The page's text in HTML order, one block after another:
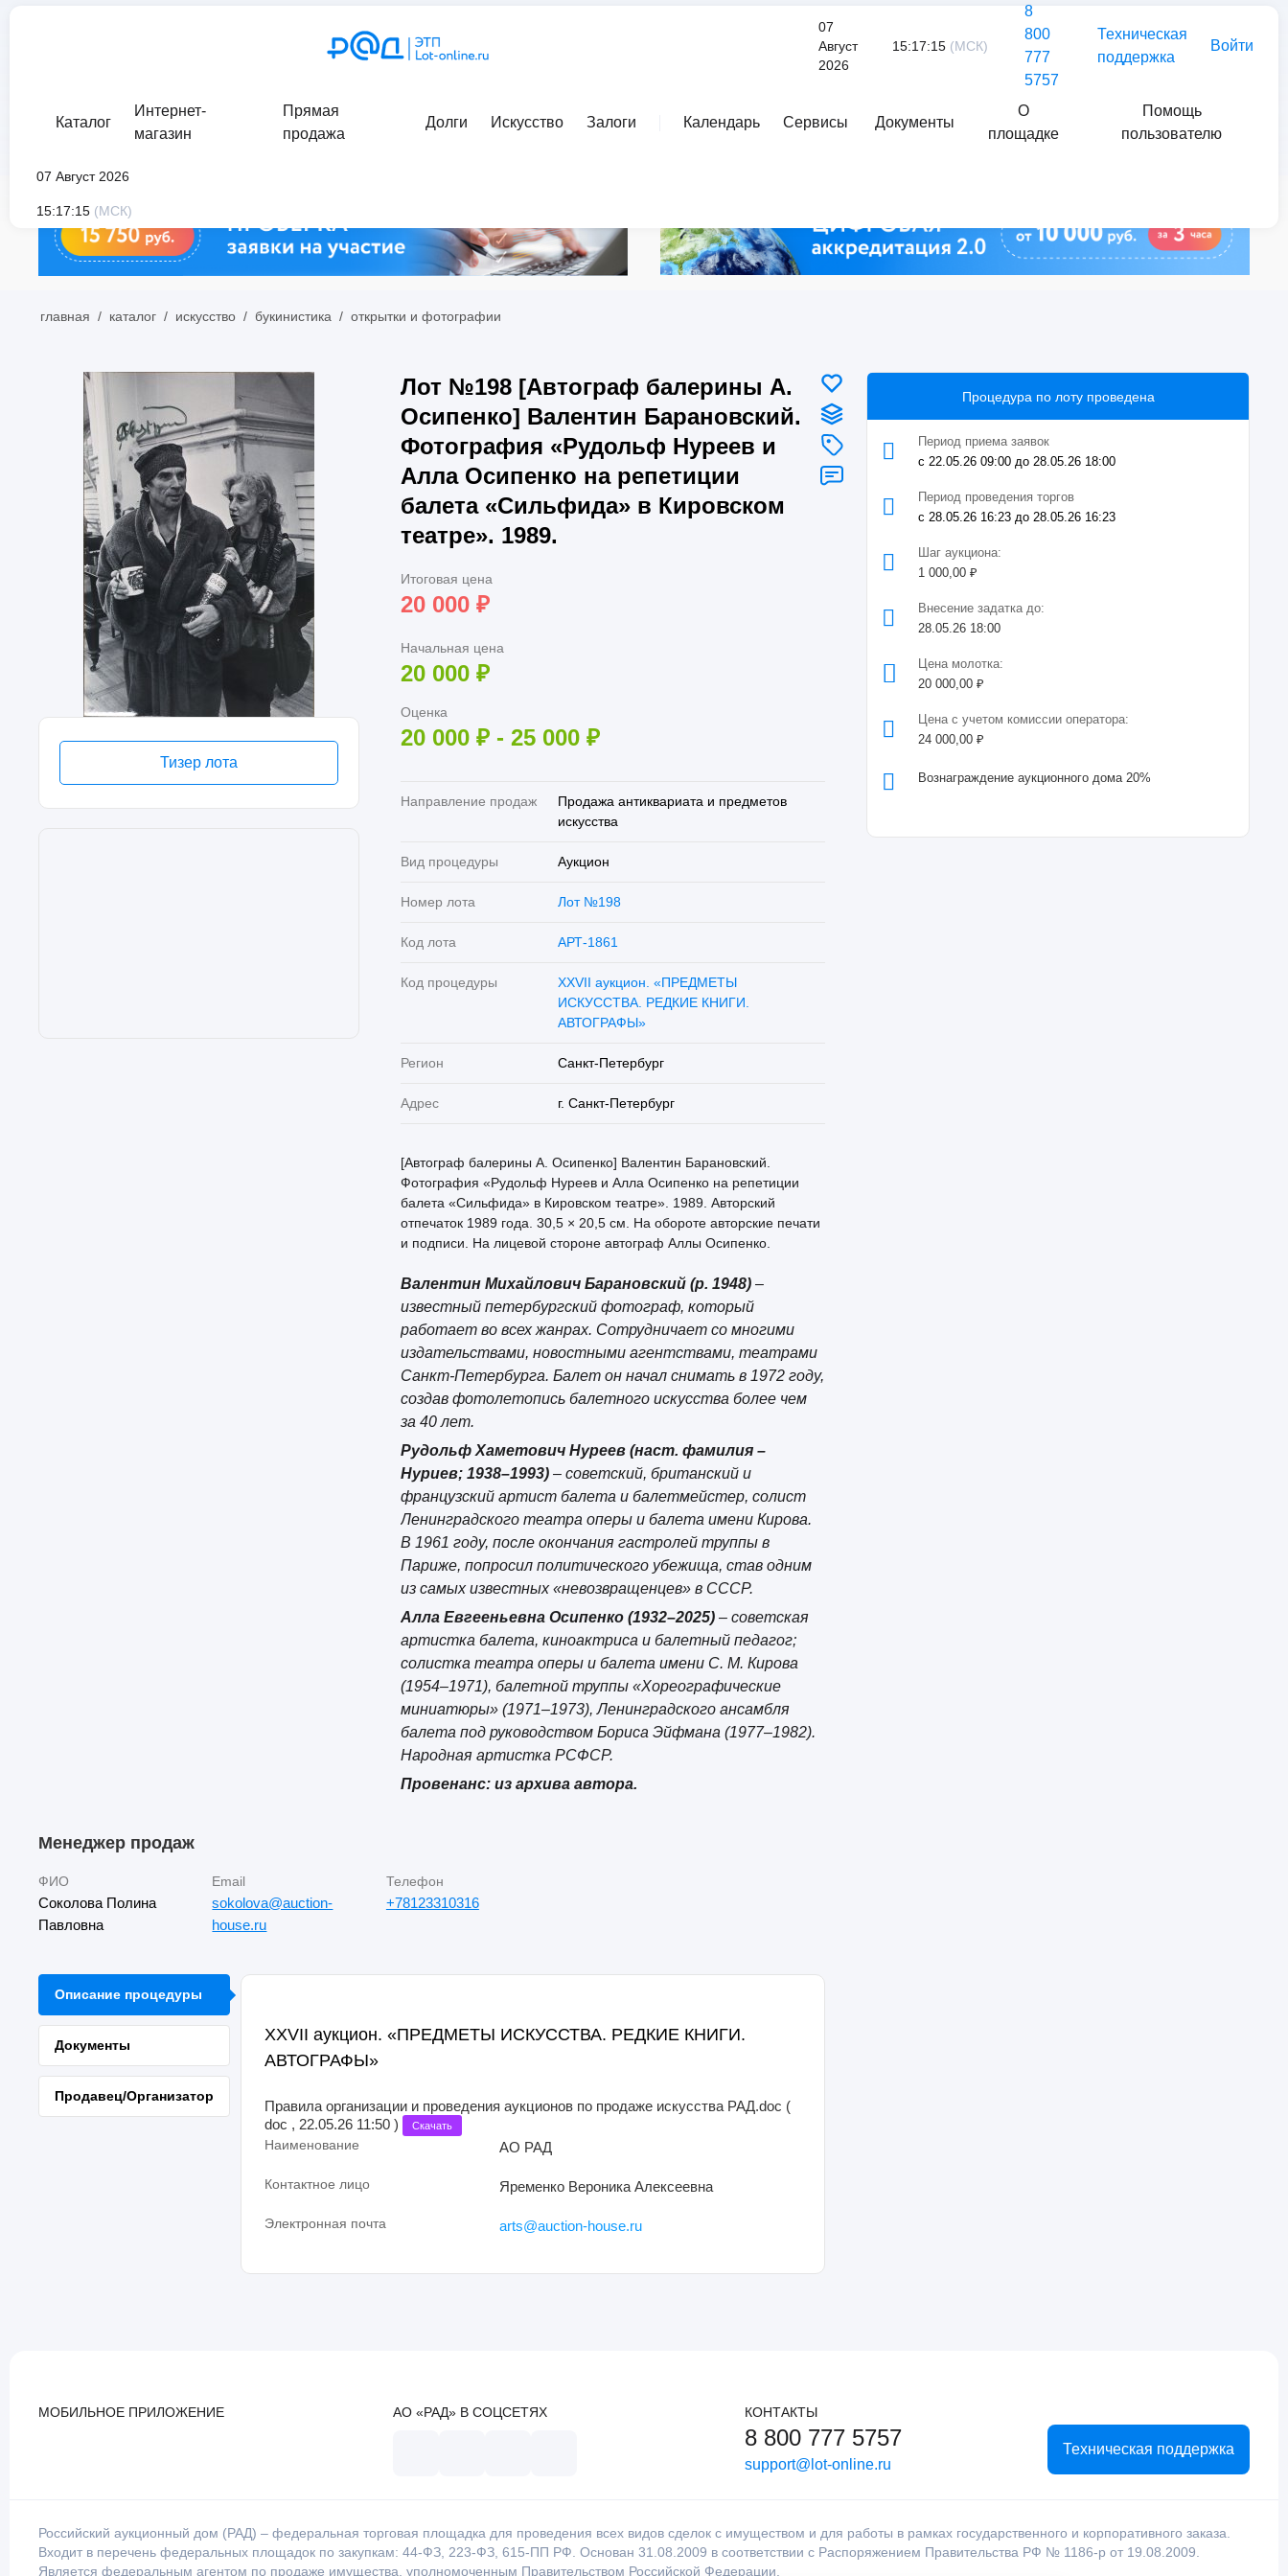
07
Август
2026
15:17:15 (МСК)
8
800
777
5757
Техническая
поддержка
Войти
Каталог
Интернет-
магазин
Прямая
продажа
Долги Искусство Залоги Календарь Сервисы Документы
О
площадке
Помощь
пользователю
07 Август 2026
15:17:15 (МСК)
главная / каталог / искусство / букинистика / открытки и фотографии
Процедура по лоту проведена
Период приема заявок
с 22.05.26 09:00 до 28.05.26 18:00
Период проведения торгов
с 28.05.26 16:23 до 28.05.26 16:23
Шаг аукциона:
1 000,00 ₽
Внесение задатка до:
28.05.26 18:00
Цена молотка:
20 000,00 ₽
Цена с учетом комиссии оператора:
24 000,00 ₽
Вознаграждение аукционного дома 20%
Тизер лота
Лот №198 [Автограф балерины А.
Осипенко] Валентин Барановский.
Фотография «Рудольф Нуреев и
Алла Осипенко на репетиции
балета «Сильфида» в Кировском
театре». 1989.
Итоговая цена
20 000 ₽
Начальная цена
20 000 ₽
Оценка
20 000 ₽- 25 000 ₽
Направление продаж
Продажа антиквариата и предметов
искусства
Вид процедуры Аукцион
Номер лота Лот №198
Код лота АРТ-1861
Код процедуры
XXVII аукцион. «ПРЕДМЕТЫ
ИСКУССТВА. РЕДКИЕ КНИГИ.
АВТОГРАФЫ»
Регион Санкт-Петербург
Адрес г. Санкт-Петербург
[Автограф балерины А. Осипенко] Валентин Барановский.
Фотография «Рудольф Нуреев и Алла Осипенко на репетиции
балета «Сильфида» в Кировском театре». 1989. Авторский
отпечаток 1989 года. 30,5 × 20,5 см. На обороте авторские печати
и подписи. На лицевой стороне автограф Аллы Осипенко.
Валентин Михайлович Барановский (р. 1948) –
известный петербургский фотограф, который
работает во всех жанрах. Сотрудничает со многими
издательствами, новостными агентствами, театрами
Санкт-Петербурга. Балет он начал снимать в 1972 году,
создав фотолетопись балетного искусства более чем
за 40 лет.
Рудольф Хаметович Нуреев (наст. фамилия –
Нуриев; 1938–1993) – советский, британский и
французский артист балета и балетмейстер, солист
Ленинградского театра оперы и балета имени Кирова.
В 1961 году, после окончания гастролей труппы в
Париже, попросил политического убежища, став одним
из самых известных «невозвращенцев» в СССР.
Алла Евгееньевна Осипенко (1932–2025) – советская
артистка балета, киноактриса и балетный педагог;
солистка театра оперы и балета имени С. М. Кирова
(1954–1971), балетной труппы «Хореографические
миниатюры» (1971–1973), Ленинградского ансамбля
балета под руководством Бориса Эйфмана (1977–1982).
Народная артистка РСФСР.
Провенанс: из архива автора.
Менеджер продаж
ФИО
Соколова Полина
Павловна
Email
sokolova@auction-
house.ru
Телефон
+78123310316
Описание процедуры
Документы
Продавец/Организатор
XXVII аукцион. «ПРЕДМЕТЫ ИСКУССТВА. РЕДКИЕ КНИГИ.
АВТОГРАФЫ»
Правила организации и проведения аукционов по продаже искусства РАД.doc (
doc , 22.05.26 11:50 )
Скачать
Наименование АО РАД
Контактное лицо Яременко Вероника Алексеевна
Электронная почта arts@auction-house.ru
МОБИЛЬНОЕ ПРИЛОЖЕНИЕ АО «РАД» В СОЦСЕТЯХ КОНТАКТЫ
8 800 777 5757
support@lot-online.ru
Техническая поддержка
Российский аукционный дом (РАД) – федеральная торговая площадка для проведения всех видов сделок с имуществом и для работы в рамках государственного и корпоративного заказа.
Входит в перечень федеральных площадок по закупкам: 44-ФЗ, 223-ФЗ, 615-ПП РФ. Основан 31.08.2009 в соответствии с Распоряжением Правительства РФ № 1186-р от 19.08.2009.
Является федеральным агентом по продаже имущества, уполномоченным Правительством Российской Федерации.